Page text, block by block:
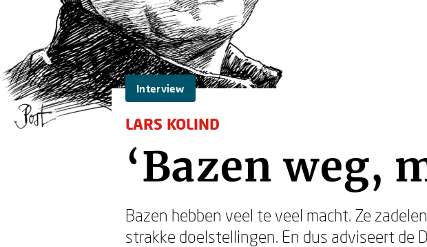
Interview
LARS KOLIND
‘Bazen weg,
Bazen hebben veel te veel macht. Ze
strakke doelstellingen. En dus adviseert de